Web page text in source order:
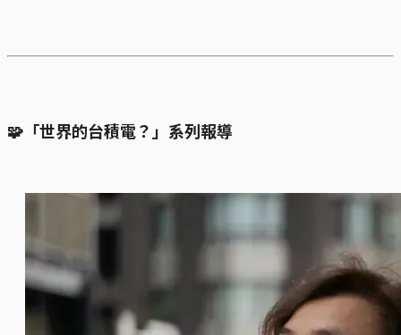
🧩「世界的台積電？」系列報導